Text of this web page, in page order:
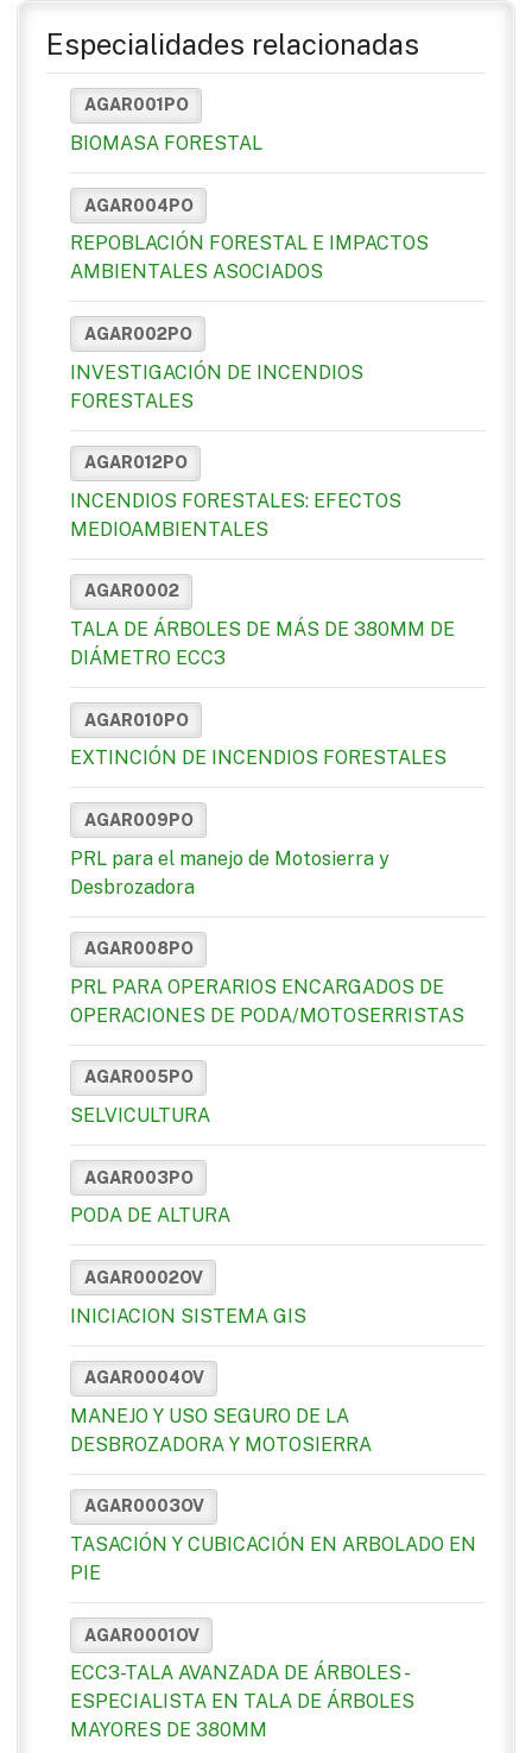
Especialidades relacionadas
AGAR001PO
BIOMASA FORESTAL
AGAR004PO
REPOBLACIÓN FORESTAL E IMPACTOS
AMBIENTALES ASOCIADOS
AGAR002PO
INVESTIGACIÓN DE INCENDIOS
FORESTALES
AGAR012PO
INCENDIOS FORESTALES: EFECTOS
MEDIOAMBIENTALES
AGAR0002
TALA DE ÁRBOLES DE MÁS DE 380MM DE
DIÁMETRO ECC3
AGAR010PO
EXTINCIÓN DE INCENDIOS FORESTALES
AGAR009PO
PRL para el manejo de Motosierra y
Desbrozadora
AGAR008PO
PRL PARA OPERARIOS ENCARGADOS DE
OPERACIONES DE PODA/MOTOSERRISTAS
AGAR005PO
SELVICULTURA
AGAR003PO
PODA DE ALTURA
AGAR0002OV
INICIACION SISTEMA GIS
AGAR0004OV
MANEJO Y USO SEGURO DE LA
DESBROZADORA Y MOTOSIERRA
AGAR0003OV
TASACIÓN Y CUBICACIÓN EN ARBOLADO EN
PIE
AGAR0001OV
ECC3-TALA AVANZADA DE ÁRBOLES -
ESPECIALISTA EN TALA DE ÁRBOLES
MAYORES DE 380MM